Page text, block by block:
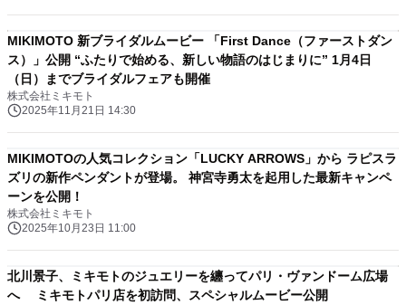
MIKIMOTO 新ブライダルムービー 「First Dance（ファーストダン
ス）」公開 “ふたりで始める、新しい物語のはじまりに” 1月4日
（日）までブライダルフェアも開催
株式会社ミキモト
2025年11月21日 14:30
MIKIMOTOの人気コレクション「LUCKY ARROWS」から ラピスラ
ズリの新作ペンダントが登場。 神宮寺勇太を起用した最新キャンペ
ーンを公開！
株式会社ミキモト
2025年10月23日 11:00
北川景子、ミキモトのジュエリーを纏ってパリ・ヴァンドーム広場
へ ミキモトパリ店を初訪問、スペシャルムービー公開